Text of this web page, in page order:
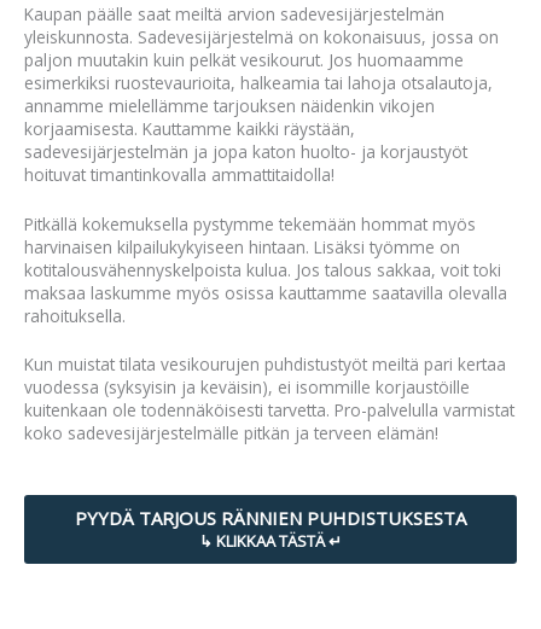
Kaupan päälle saat meiltä arvion sadevesijärjestelmän
yleiskunnosta. Sadevesijärjestelmä on kokonaisuus, jossa on
paljon muutakin kuin pelkät vesikourut. Jos huomaamme
esimerkiksi ruostevaurioita, halkeamia tai lahoja otsalautoja,
annamme mielellämme tarjouksen näidenkin vikojen
korjaamisesta. Kauttamme kaikki räystään,
sadevesijärjestelmän ja jopa katon huolto- ja korjaustyöt
hoituvat timantinkovalla ammattitaidolla!
Pitkällä kokemuksella pystymme tekemään hommat myös
harvinaisen kilpailukykyiseen hintaan. Lisäksi työmme on
kotitalousvähennyskelpoista kulua. Jos talous sakkaa, voit toki
maksaa laskumme myös osissa kauttamme saatavilla olevalla
rahoituksella.
Kun muistat tilata vesikourujen puhdistustyöt meiltä pari kertaa
vuodessa (syksyisin ja keväisin), ei isommille korjaustöille
kuitenkaan ole todennäköisesti tarvetta. Pro-palvelulla varmistat
koko sadevesijärjestelmälle pitkän ja terveen elämän!
PYYDÄ TARJOUS RÄNNIEN PUHDISTUKSESTA